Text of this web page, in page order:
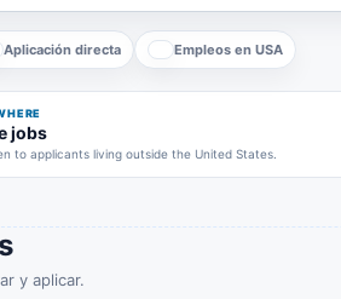
Aplicación directa Empleos en USA
jobs
to applicants living outside the United States.
y aplicar.